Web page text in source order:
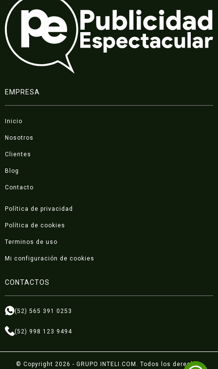
EMPRESA
Inicio
Nosotros
Clientes
Blog
Contacto
Política de privacidad
Política de cookies
Terminos de uso
Mi configuración de cookies
CONTACTOS
(52) 565 391 0253
(52) 998 123 9494
© Copyright 2026 - GRUPO INTELI.COM. Todos los derechos